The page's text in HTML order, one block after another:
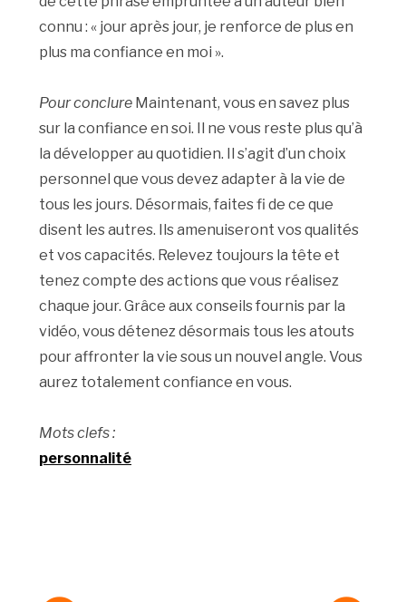
connu : « jour après jour, je renforce de plus en
plus ma confiance en moi ».
Pour conclure Maintenant, vous en savez plus
sur la confiance en soi. Il ne vous reste plus qu’à
la développer au quotidien. Il s’agit d’un choix
personnel que vous devez adapter à la vie de
tous les jours. Désormais, faites fi de ce que
disent les autres. Ils amenuiseront vos qualités
et vos capacités. Relevez toujours la tête et
tenez compte des actions que vous réalisez
chaque jour. Grâce aux conseils fournis par la
vidéo, vous détenez désormais tous les atouts
pour affronter la vie sous un nouvel angle. Vous
aurez totalement confiance en vous.
Mots clefs :
personnalité